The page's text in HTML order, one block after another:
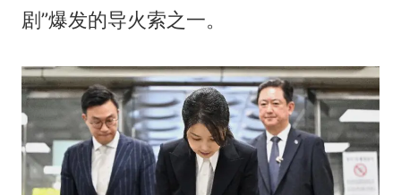
剧”爆发的导火索之一。